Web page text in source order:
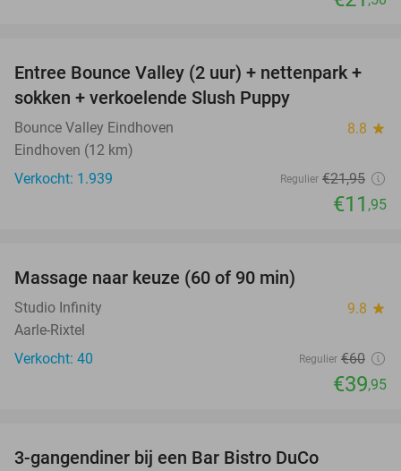
46%
Entree Bounce Valley (2 uur) + nettenpark +
sokken + verkoelende Slush Puppy
Bounce Valley Eindhoven 8.8 star
Eindhoven (12 km)
Verkocht: 1.939
Regulier €21,95
€11 ,95
Massage naar keuze (60 of 90 min)
Studio Infinity 9.8 star
Aarle-Rixtel
Verkocht: 40
Regulier €60
€39,95
3-gangendiner bij een Bar Bistro DuCo